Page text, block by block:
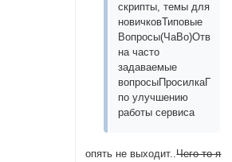
скрипты, темы для
новичковТиповые
Вопросы(ЧаВо)Ответы
на часто
задаваемые
по улучшению
работы сервиса
опять не выходит..Чего-то я